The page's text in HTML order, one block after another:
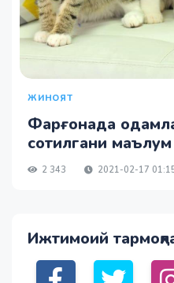
ЖИНОЯТ
Фарғонада
сотилгани
2 343 2021-02-17
Ижтимоий